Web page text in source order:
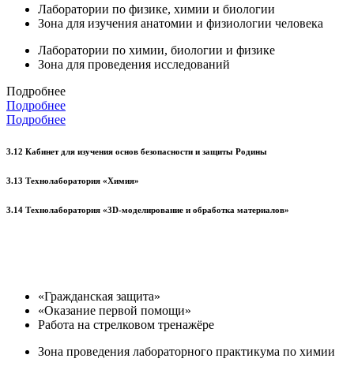
Лаборатории по физике, химии и биологии
Зона для изучения анатомии и физиологии человека
Лаборатории по химии, биологии и физике
Зона для проведения исследований
Подробнее
Подробнее
Подробнее
3.12 Кабинет для изучения основ безопасности и защиты Родины
3.13 Технолаборатория «Химия»
3.14 Технолаборатория «3D-моделирование и обработка материалов»
«Гражданская защита»
«Оказание первой помощи»
Работа на стрелковом тренажёре
Зона проведения лабораторного практикума по химии